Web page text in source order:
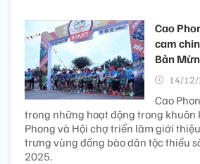
Cao
cam
Bản
14/12/
Cao
trong những hoạt động trong khuôn
Phong và Hội chợ triển lãm giới
trưng vùng đồng bào dân tộc thiểu
2025.